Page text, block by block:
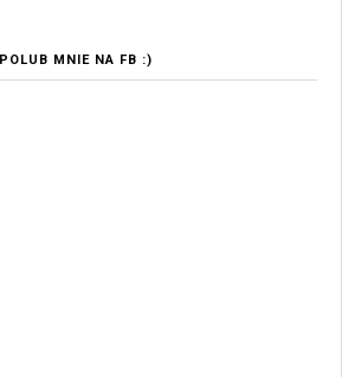
POLUB MNIE NA FB :)